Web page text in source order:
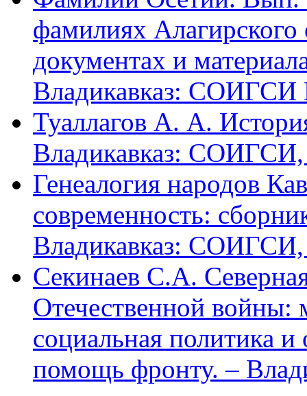
фамилиях
документах и
Владикавказ:
Туаллагов А. А.
Владикавказ: СОИГСИ,
Генеалогия народов
современность:
Владикавказ: СОИГСИ,
Секинаев С.А.
Отечественной войны:
социальная политика
помощь фронту. –